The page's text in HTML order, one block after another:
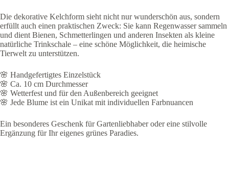
Die dekorative Kelchform sieht nicht nur wunderschön aus, sondern
erfüllt auch einen praktischen Zweck: Sie kann Regenwasser sammeln
und dient Bienen, Schmetterlingen und anderen Insekten als kleine
natürliche Trinkschale – eine schöne Möglichkeit, die heimische
Tierwelt zu unterstützen.
🌸 Handgefertigtes Einzelstück
🌸 Ca. 10 cm Durchmesser
🌸 Wetterfest und für den Außenbereich geeignet
🌸 Jede Blume ist ein Unikat mit individuellen Farbnuancen
Ein besonderes Geschenk für Gartenliebhaber oder eine stilvolle
Ergänzung für Ihr eigenes grünes Paradies.